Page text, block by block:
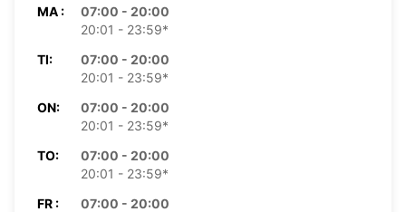
MA :
07:00 - 20:00
20:01 - 23:59*
TI:
07:00 - 20:00
20:01 - 23:59*
ON:
07:00 - 20:00
20:01 - 23:59*
TO:
07:00 - 20:00
20:01 - 23:59*
FR :
07:00 - 20:00